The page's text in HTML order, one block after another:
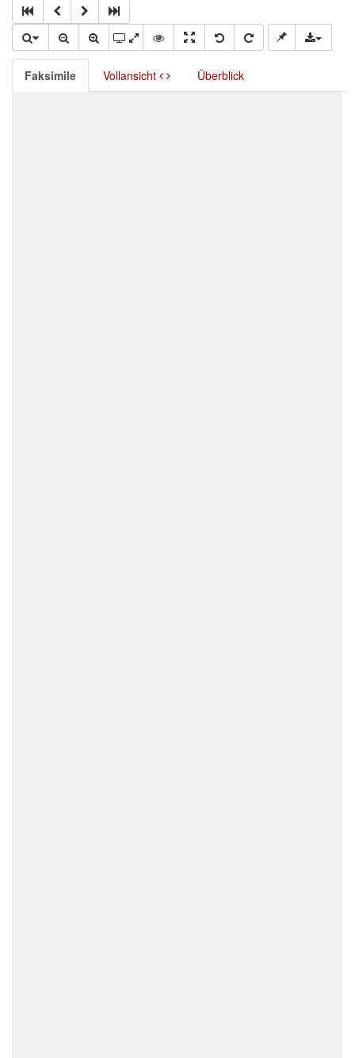
Faksimile Vollansicht Überblick